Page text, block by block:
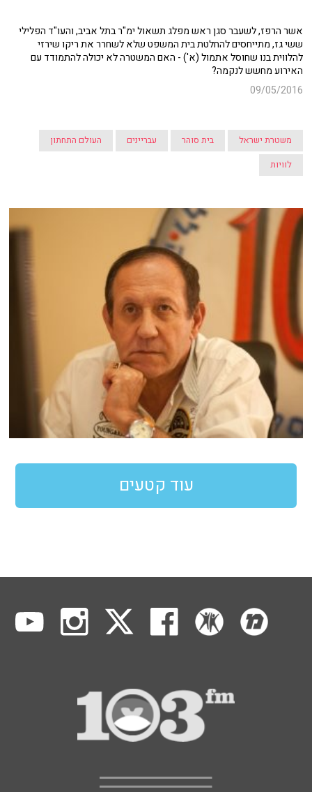
אשר הרפז, לשעבר סגן ראש מפלג תשאול ימ"ר בתל אביב, והעו"ד הפלילי
ששי גז, מתייחסים להחלטת בית המשפט שלא לשחרר את ריקו שירזי
להלווית בנו שחוסל אתמול (א') - האם המשטרה לא יכולה להתמודד עם
האירוע מחשש לנקמה?
09/05/2016
משטרת ישראל בית סוהר עבריינים
העולם התחתון
לוויות
עוד קטעים